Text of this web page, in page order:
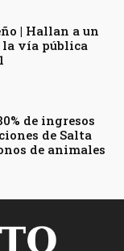
| Hallan a un
vía pública
de ingresos
de Salta
de animales